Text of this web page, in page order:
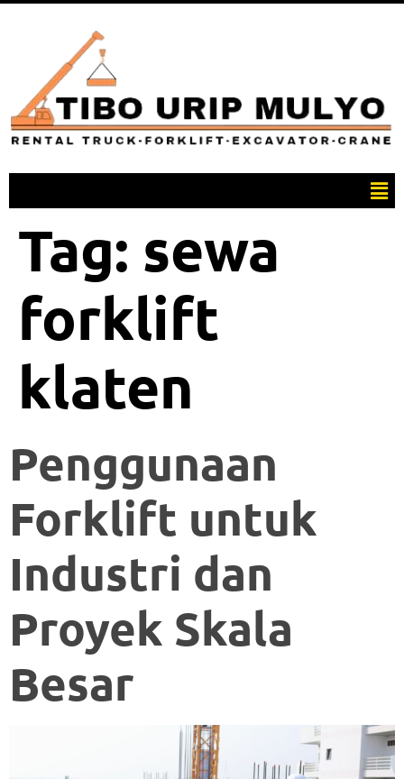
Tag: sewa
forklift
klaten
Penggunaan
Forklift untuk
Industri dan
Proyek Skala
Besar